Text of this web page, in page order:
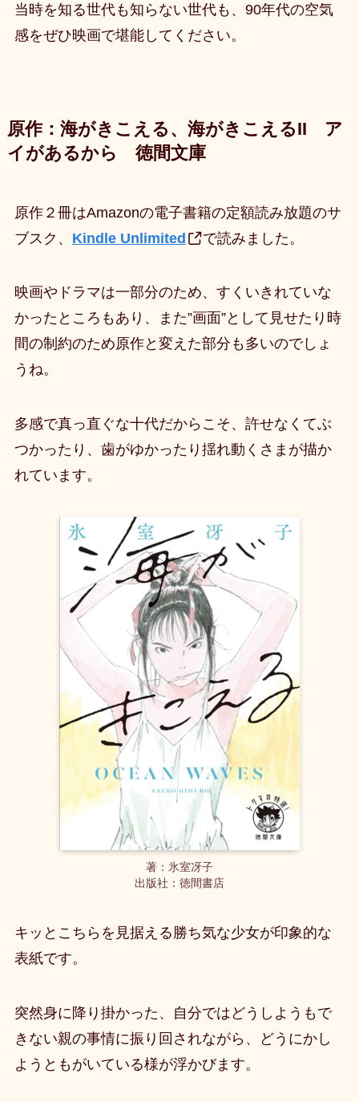
当時を知る世代も知らない世代も、90年代の空気
感をぜひ映画で堪能してください。
原作：海がきこえる、海がきこえるII ア
イがあるから 徳間文庫
原作２冊はAmazonの電子書籍の定額読み放題のサ
ブスク、 Kindle Unlimited で読みました。
映画やドラマは一部分のため、すくいきれていな
かったところもあり、また”画面”として見せたり時
間の制約のため原作と変えた部分も多いのでしょ
うね。
多感で真っ直ぐな十代だからこそ、許せなくてぶ
つかったり、歯がゆかったり揺れ動くさまが描か
れています。
著：氷室冴子
出版社：徳間書店
キッとこちらを見据える勝ち気な少女が印象的な
表紙です。
突然身に降り掛かった、自分ではどうしようもで
きない親の事情に振り回されながら、どうにかし
ようともがいている様が浮かびます。